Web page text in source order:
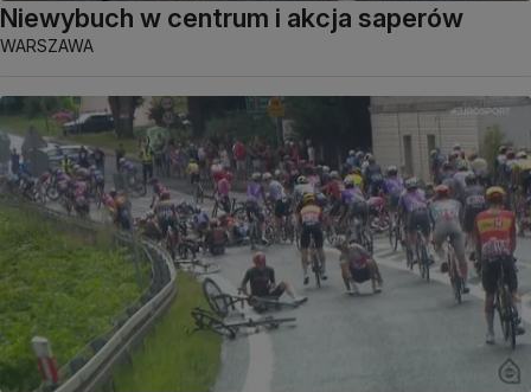
Niewybuch w centrum i akcja saperów
WARSZAWA